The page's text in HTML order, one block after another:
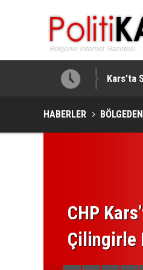
Kars’ta
HABERLER BÖLGEDEN
CHP
Çilingirle